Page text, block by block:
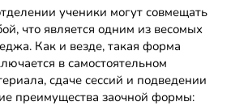
ученики могут совмещать
что является одним из весомых
Как и везде, такая форма
в самостоятельном
сдаче сессий и подведении
преимущества заочной формы: